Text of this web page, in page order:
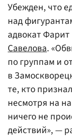
Убежден, что
над
адвокат
Савелова.
по группам и
в
те, кто
несмотря на
ничего не
действий», —